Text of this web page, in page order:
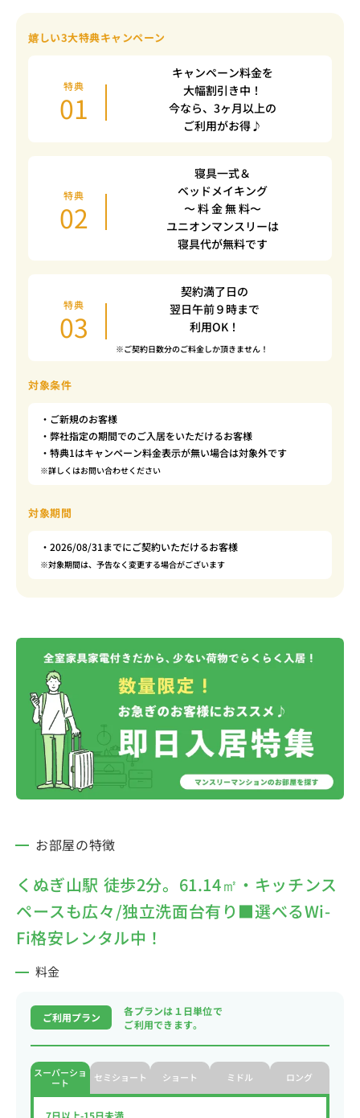
嬉しい3大特典キャンペーン
特典
01
キャンペーン料金を
大幅割引き中！
今なら、3ヶ月以上の
ご利用がお得♪
特典
02
寝具一式＆
ベッドメイキング
〜 料 金 無 料〜
ユニオンマンスリーは
寝具代が無料です
特典
03
契約満了日の
翌日午前９時まで
利用OK！
※ご契約日数分のご料金しか頂きません！
対象条件
・ご新規のお客様
・弊社指定の期間でのご入居をいただけるお客様
・特典1はキャンペーン料金表示が無い場合は対象外です
※詳しくはお問い合わせください
対象期間
・2026/08/31までにご契約いただけるお客様
※対象期間は、予告なく変更する場合がございます
お部屋の特徴
くぬぎ山駅 徒歩2分。61.14㎡・キッチンス
ペースも広々/独立洗面台有り■選べるWi-
Fi格安レンタル中！
料金
ご利用プラン
各プランは１日単位で
ご利用できます。
スーパーショ
ート
セミショート ショート ミドル ロング
7日以上-15日未満